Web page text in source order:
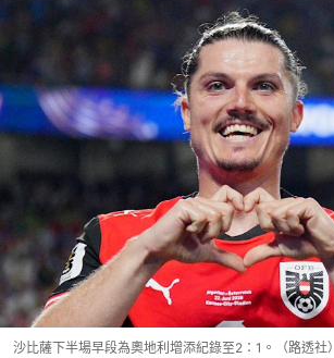
沙比薩下半場早段為奧地利增添紀錄至2：1。（路透社）